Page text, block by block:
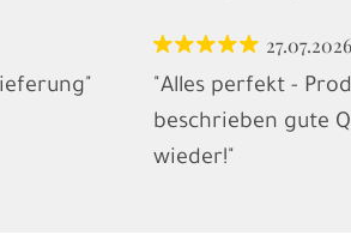
27.07.2026
"Alles perfekt -
beschrieben gute
wieder!"